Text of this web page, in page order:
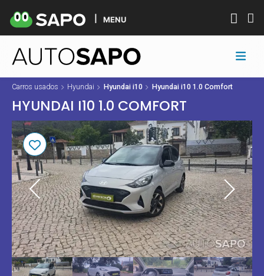
MENU
Carros usados Hyundai Hyundai i10 Hyundai i10 1.0 Comfort
HYUNDAI I10 1.0 COMFORT